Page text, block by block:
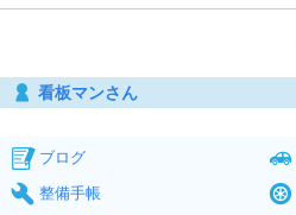
看板マンさん
ブログ
整備手帳